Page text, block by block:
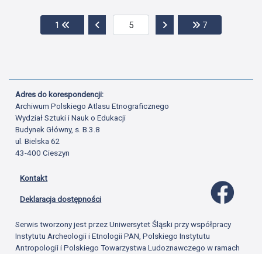
1 Przejdź do pierwszej strony
Przejdź do poprzedniej stronyPrzejdź do następnej
7Przejdź do
Adres do korespondencji:
Archiwum Polskiego Atlasu Etnograficznego
Wydział Sztuki i Nauk o Edukacji
Budynek Główny, s. B.3.8
ul. Bielska 62
43-400 Cieszyn
Kontakt
Deklaracja dostępności
Serwis tworzony jest przez Uniwersytet Śląski przy współpracy
Instytutu Archeologii i Etnologii PAN, Polskiego Instytutu
Antropologii i Polskiego Towarzystwa Ludoznawczego w ramach